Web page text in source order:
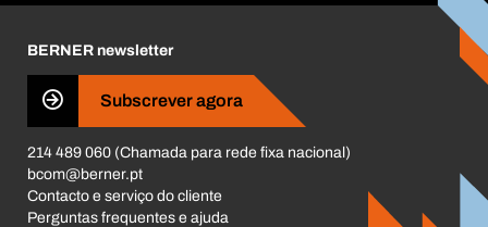
Business Conduct
BERNER newsletter
Subscrever agora
214 489 060 (Chamada para rede fixa nacional)
bcom@berner.pt
Contacto e serviço do cliente
Perguntas frequentes e ajuda